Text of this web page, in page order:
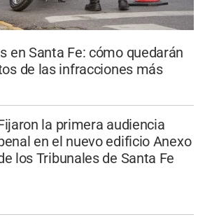
en Santa Fe: cómo quedarán
de las infracciones más
la primera audiencia
en el nuevo edificio Anexo
los Tribunales de Santa Fe